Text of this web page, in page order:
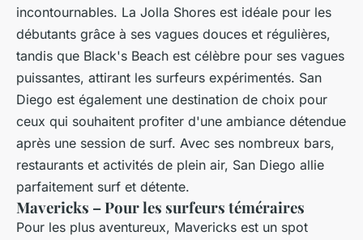
incontournables. La Jolla Shores est idéale pour les
débutants grâce à ses vagues douces et régulières,
tandis que Black's Beach est célèbre pour ses vagues
puissantes, attirant les surfeurs expérimentés. San
Diego est également une destination de choix pour
ceux qui souhaitent profiter d'une ambiance détendue
après une session de surf. Avec ses nombreux bars,
restaurants et activités de plein air, San Diego allie
parfaitement surf et détente.
Mavericks – Pour les surfeurs téméraires
Pour les plus aventureux, Mavericks est un spot